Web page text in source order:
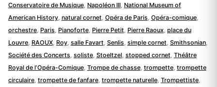
Conservatoire de Musique, Napoléon III, National Museum of
American History, natural cornet Opéra de Paris Opéra-comique,
orchestre, Paris Pianoforte, Pierre Petit Pierre Raoux, place du
Louvre, RAOUX, Roy, salle Favart Senlis simple cornet Smithsonian,
Société des Concerts soliste, Stoeltzel, stopped cornet Théâtre
Royal de l’Opéra-Comique, Trompe de chasse, trompette, trompette
circulaire, trompette de fanfare, trompette naturelle, Trompettiste,